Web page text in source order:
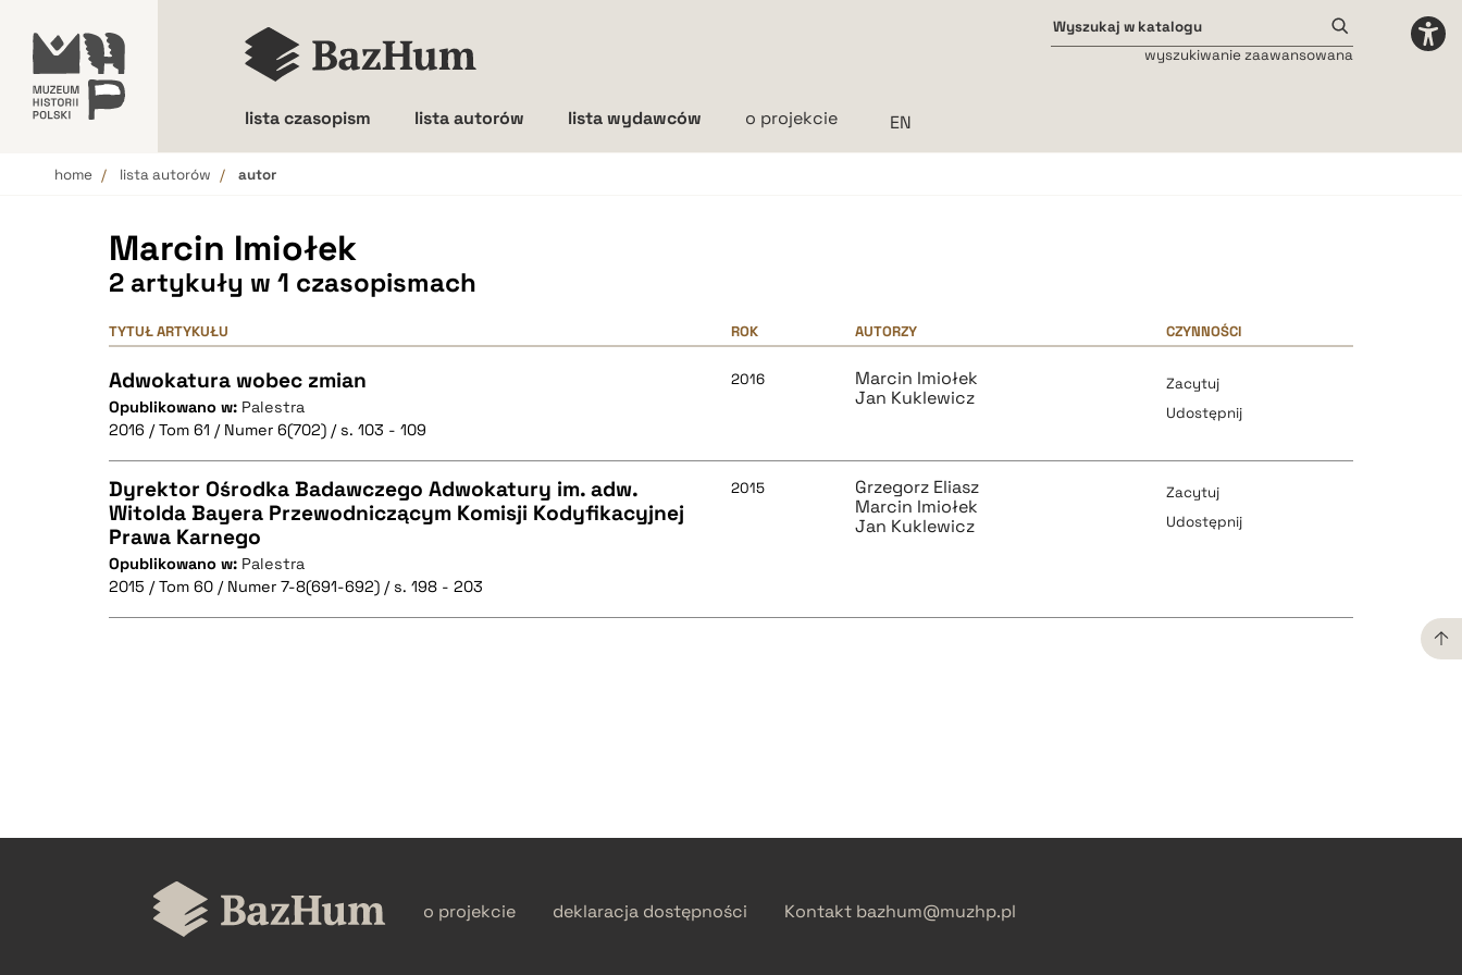
lista czasopism lista autorów lista wydawców o projekcie
wyszukiwanie zaawansowana
home lista autorów autor
Marcin Imiołek
2 artykuły w 1 czasopismach
TYTUŁ ARTYKUŁU ROK AUTORZY CZYNNOŚCI
Adwokatura wobec zmian
Opublikowano w: Palestra
2016 / Tom 61 / Numer 6(702) / s. 103 - 109
2016
Marcin Imiołek
Jan Kuklewicz
Zacytuj
Udostępnij
CZYSTY TEKST
Dyrektor Ośrodka Badawczego Adwokatury im. adw.
Witolda Bayera Przewodniczącym Komisji Kodyfikacyjnej
Prawa Karnego
Opublikowano w: Palestra
2015 / Tom 60 / Numer 7-8(691-692) / s. 198 - 203
2015
Grzegorz Eliasz
Marcin Imiołek
Jan Kuklewicz
Zacytuj
Udostępnij
o projekcie deklaracja dostępności Kontakt bazhum@muzhp.pl